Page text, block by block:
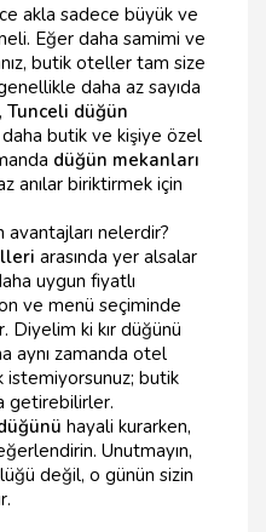
akla sadece büyük ve
Eğer daha samimi ve
butik oteller tam size
daha az sayıda
Tunceli düğün
butik ve kişiye özel
düğün mekanları
anılar biriktirmek için
nelerdir?
arasında yer alsalar
uygun fiyatlı
ve menü seçiminde
Diyelim ki kır düğünü
aynı zamanda otel
istemiyorsunuz; butik
getirebilirler.
hayali kurarken,
Unutmayın,
değil, o günün sizin